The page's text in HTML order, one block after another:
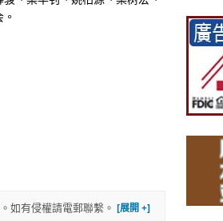
如有侵權請電郵聯繫。